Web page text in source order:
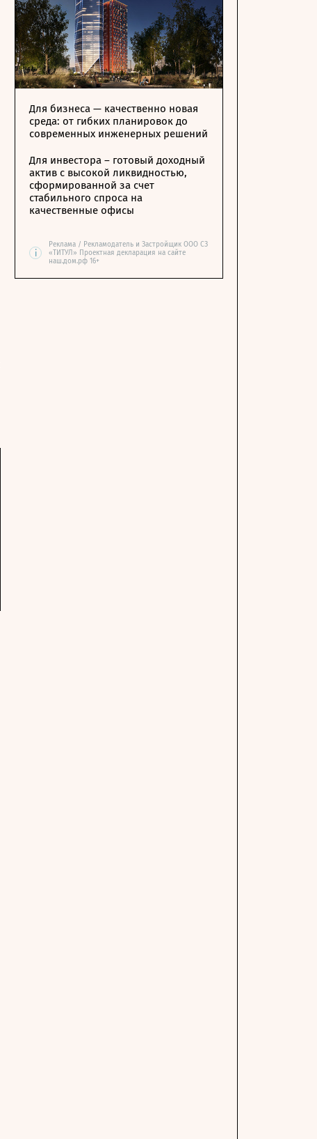
Для бизнеса — качественно новая
среда: от гибких планировок до
современных инженерных решений
Для инвестора – готовый доходный
актив с высокой ликвидностью,
сформированной за счет
стабильного спроса на
качественные офисы
i
Реклама / Рекламодатель и Застройщик ООО СЗ
«ТИТУЛ» Проектная декларация на сайте
наш.дом.рф 16+